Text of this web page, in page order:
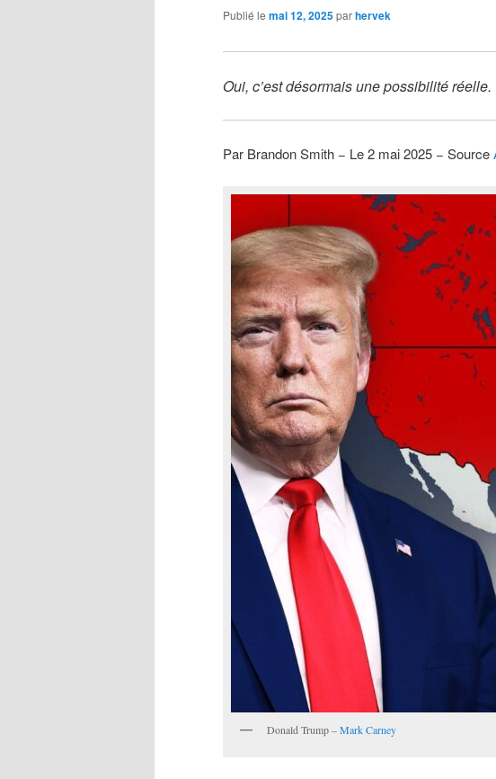
Publié le mai 12, 2025parhervek
Oui, c’est désormais une possibilité réelle.
Par Brandon Smith − Le 2 mai 2025 − Source
Donald Trump –Mark Carney